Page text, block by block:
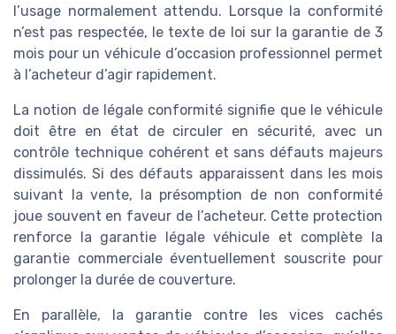
l’usage normalement attendu. Lorsque la conformité
n’est pas respectée, le texte de loi sur la garantie de 3
mois pour un véhicule d’occasion professionnel permet
à l’acheteur d’agir rapidement.
La notion de légale conformité signifie que le véhicule
doit être en état de circuler en sécurité, avec un
contrôle technique cohérent et sans défauts majeurs
dissimulés. Si des défauts apparaissent dans les mois
suivant la vente, la présomption de non conformité
joue souvent en faveur de l’acheteur. Cette protection
renforce la garantie légale véhicule et complète la
garantie commerciale éventuellement souscrite pour
prolonger la durée de couverture.
En parallèle, la garantie contre les vices cachés